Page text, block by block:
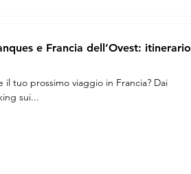
e Francia dell’Ovest: itinerario
tuo prossimo viaggio in Francia? Dai
itinerario tra trekking sui...